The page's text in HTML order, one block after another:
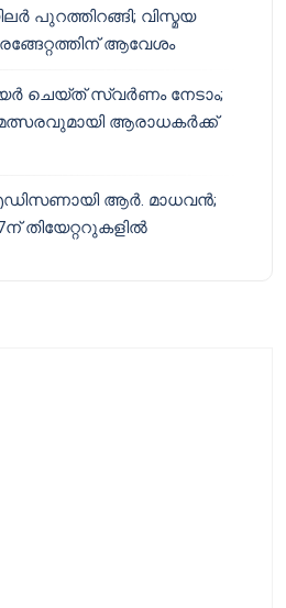
പുറത്തിറങ്ങി; വിസ്മയ
ആവേശം
ചെയ്‌ത് സ്വർണം നേടാം;
മത്സരവുമായി ആരാധകർക്ക്
ആർ. മാധവൻ;
തിയേറ്ററുകളിൽ